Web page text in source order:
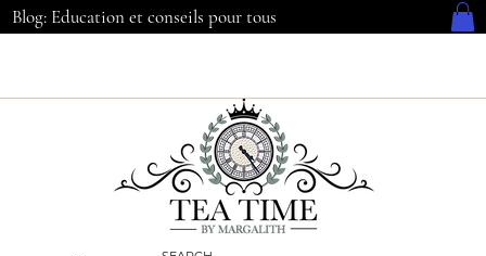
Blog: Education et conseils pour tous